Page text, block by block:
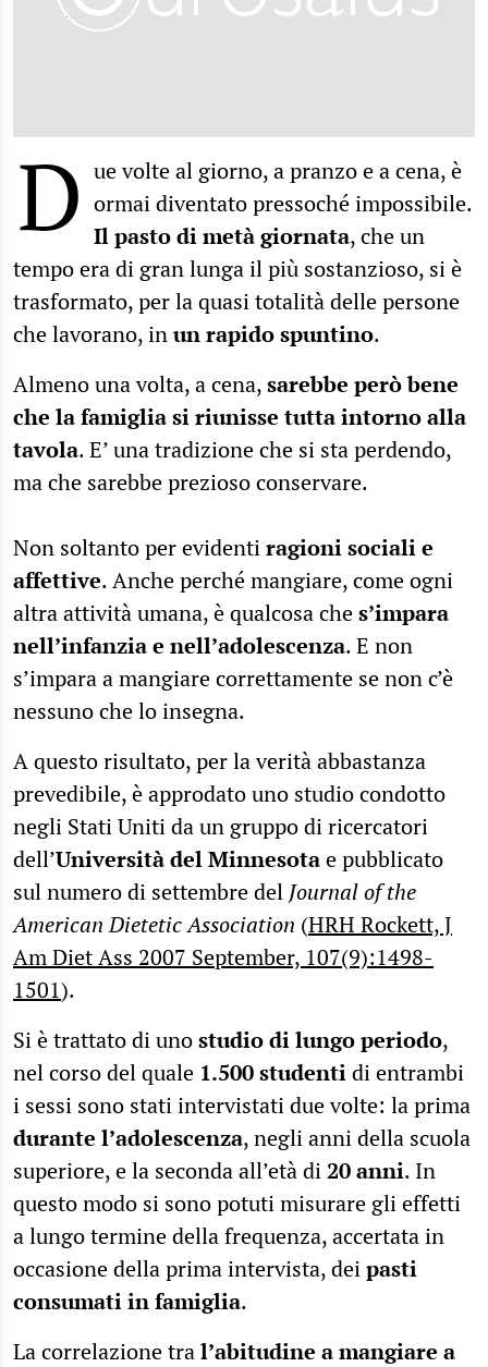
D ue volte al giorno, a pranzo e a cena, è
ormai diventato pressoché impossibile.
Il pasto di metà giornata, che un
tempo era di gran lunga il più sostanzioso, si è
trasformato, per la quasi totalità delle persone
che lavorano, inun rapido spuntino.
Almeno una volta, a cena,sarebbe però bene
che la famiglia si riunisse tutta intorno alla
tavola. E’ una tradizione che si sta perdendo,
ma che sarebbe prezioso conservare.
Non soltanto per evidentiragioni sociali e
affettive. Anche perché mangiare, come ogni
altra attività umana, è qualcosa ches’impara
nell’infanzia e nell’adolescenza. E non
s’impara a mangiare correttamente se non c’è
nessuno che lo insegna.
A questo risultato, per la verità abbastanza
prevedibile, è approdato uno studio condotto
negli Stati Uniti da un gruppo di ricercatori
dell’Università del Minnesotae pubblicato
sul numero di settembre del Journal of the
American Dietetic Association (HRH Rockett, J
Am Diet Ass 2007 September, 107(9):1498-
1501).
Si è trattato di unostudio di lungo periodo,
nel corso del quale 1.500 studentidi entrambi
i sessi sono stati intervistati due volte: la prima
durante l’adolescenza, negli anni della scuola
superiore, e la seconda all’età di20 anni. In
questo modo si sono potuti misurare gli effetti
a lungo termine della frequenza, accertata in
occasione della prima intervista, deipasti
consumati in famiglia.
La correlazione tral’abitudine a mangiare a